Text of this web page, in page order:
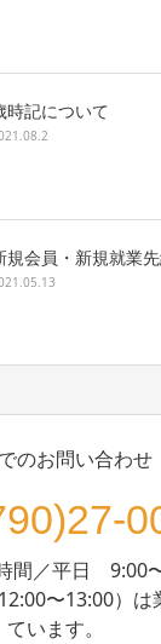
時記について
規会員・新規就業
のお問い合わせ
間／平日 9:00
〜13:00）は
ています。